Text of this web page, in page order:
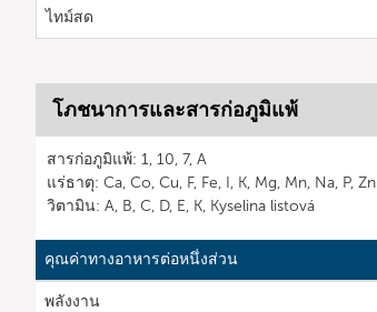
ไทม์สด
โภชนาการและสารก่อภูมิแพ้
สารก่อภูมิแพ้: 1, 10, 7, A
แร่ธาตุ: Ca, Co, Cu, F, Fe, I, K, Mg, Mn, Na, P, Zn
วิตามิน: A, B, C, D, E, K, Kyselina listová
คุณค่าทางอาหารต่อหนึ่งส่วน
พลังงาน